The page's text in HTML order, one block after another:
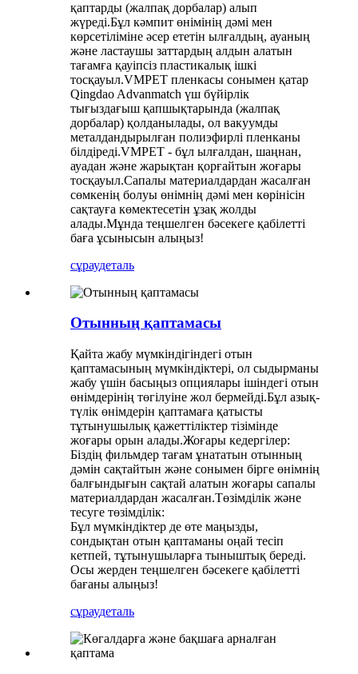
қаптарды (жалпақ дорбалар) алып
жүреді.Бұл кәмпит өнімінің дәмі мен
көрсетіліміне әсер ететін ылғалдың, ауаның
және ластаушы заттардың алдын алатын
тағамға қауіпсіз пластикалық ішкі
тосқауыл.VMPET пленкасы сонымен қатар
Qingdao Advanmatch үш бүйірлік
тығыздағыш қапшықтарында (жалпақ
дорбалар) қолданылады, ол вакуумды
металдандырылған полиэфирлі пленканы
білдіреді.VMPET - бұл ылғалдан, шаңнан,
ауадан және жарықтан қорғайтын жоғары
тосқауыл.Сапалы материалдардан жасалған
сөмкенің болуы өнімнің дәмі мен көрінісін
сақтауға көмектесетін ұзақ жолды
алады.Мұнда теңшелген бәсекеге қабілетті
баға ұсынысын алыңыз!
сұраудеталь
Отынның қаптамасы
Қайта жабу мүмкіндігіндегі отын
қаптамасының мүмкіндіктері, ол сыдырманы
жабу үшін басыңыз опциялары ішіндегі отын
өнімдерінің төгілуіне жол бермейді.Бұл азық-
түлік өнімдерін қаптамаға қатысты
тұтынушылық қажеттіліктер тізімінде
жоғары орын алады.Жоғары кедергілер:
Біздің фильмдер тағам ұнататын отынның
дәмін сақтайтын және сонымен бірге өнімнің
балғындығын сақтай алатын жоғары сапалы
материалдардан жасалған.Төзімділік және
тесуге төзімділік:
Бұл мүмкіндіктер де өте маңызды,
сондықтан отын қаптаманы оңай тесіп
кетпей, тұтынушыларға тыныштық береді.
Осы жерден теңшелген бәсекеге қабілетті
бағаны алыңыз!
сұраудеталь